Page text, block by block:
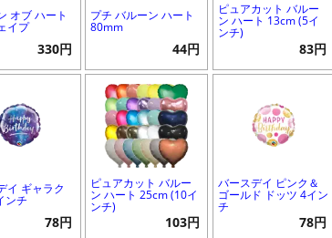
オブ ハート
イプ
330円
プチ バルーン ハート
80mm
44円
ピュアカット バルー
ン ハート 13cm (5イ
ンチ)
83円
イ ギャラク
ンチ
78円
ピュアカット バルー
ン ハート 25cm (10イ
ンチ)
103円
バースデイ ピンク＆
ゴールド ドッツ 4イン
チ
78円